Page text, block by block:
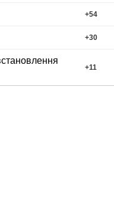
+54
+30
+11